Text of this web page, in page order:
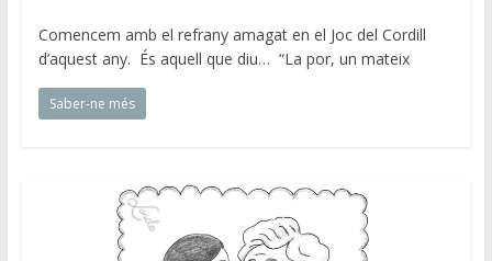
Comencem amb el refrany amagat en el Joc del Cordill
d’aquest any. És aquell que diu… “La por, un mateix
Saber-ne més